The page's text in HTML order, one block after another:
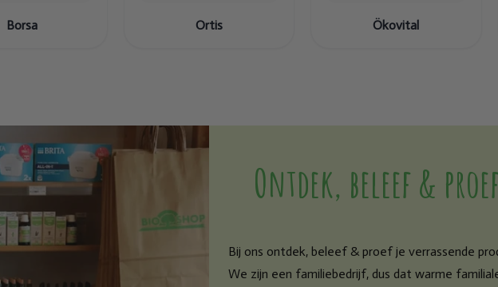
Borsa Ortis Ökovital
Ontdek, beleef & proef
Bij ons ontdek, beleef & proef je verrassende
We zijn een familiebedrijf, dus dat warme